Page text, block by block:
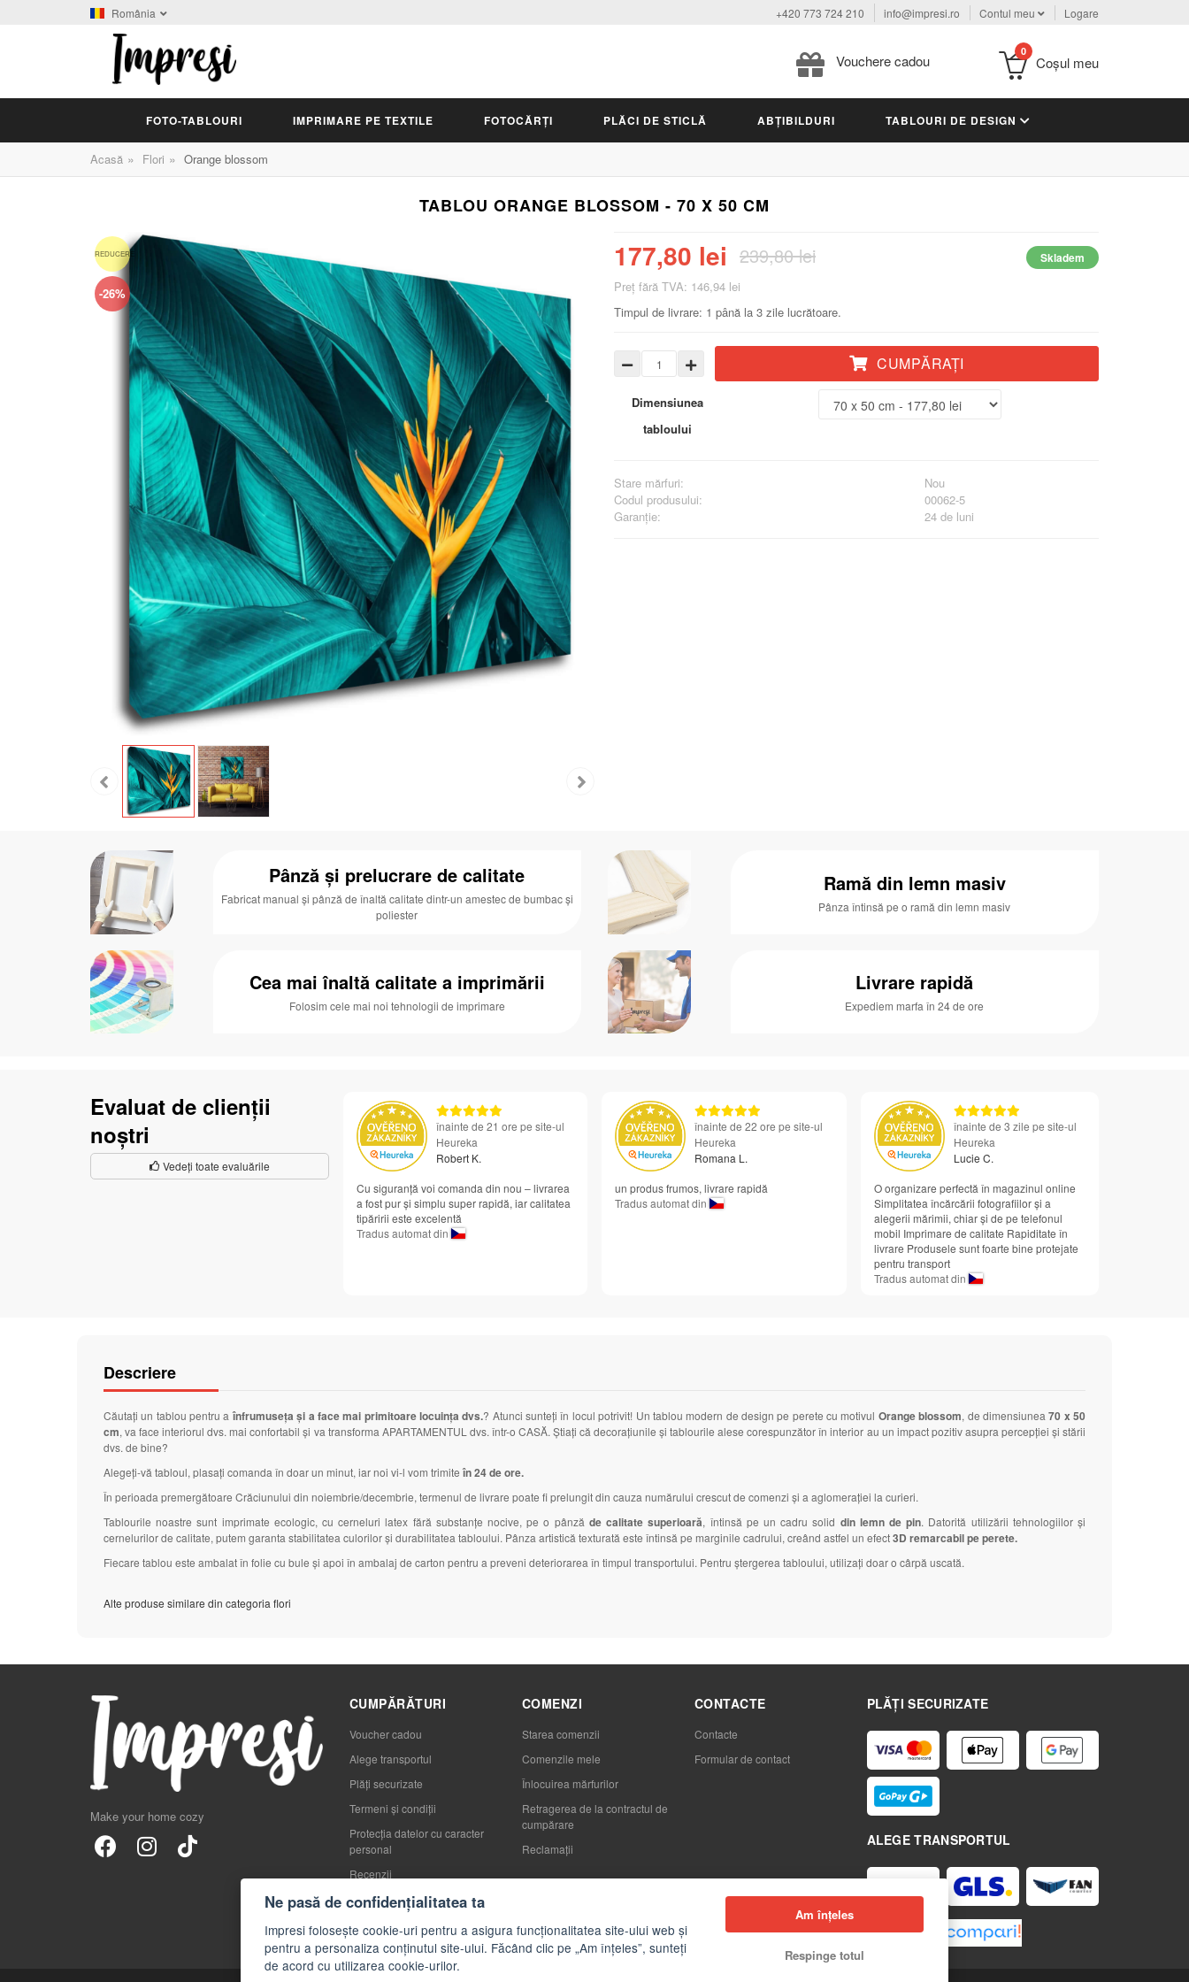
România +420 773 724 210 info@impresi.ro Contul meu Logare
Vouchere cadou
0
Coşul meu
FOTO-TABLOURI IMPRIMARE PE TEXTILE FOTOCĂRȚI PLĂCI DE STICLĂ ABȚIBILDURI TABLOURI DE DESIGN
Acasă » Flori » Orange blossom
TABLOU ORANGE BLOSSOM - 70 X 50 CM
REDUCERE
-26%
177,80 lei 239,80 lei Skladem
Preţ fără TVA: 146,94 lei
Timpul de livrare: 1 până la 3 zile lucrătoare.
CUMPĂRAŢI
Dimensiunea
tabloului
Stare mărfuri:
Nou
Codul produsului:
00062-5
Garanţie:
24 de luni
Pânză și prelucrare de calitate
Fabricat manual și pânză de înaltă calitate dintr-un amestec de bumbac și
poliester
Ramă din lemn masiv
Pânza întinsă pe o ramă din lemn masiv
Cea mai înaltă calitate a imprimării
Folosim cele mai noi tehnologii de imprimare
Livrare rapidă
Expediem marfa în 24 de ore
Evaluat de clienții
noștri
Vedeți toate evaluările
înainte de 21 ore pe site-ul
Heureka
Robert K.
Cu siguranță voi comanda din nou – livrarea
a fost pur și simplu super rapidă, iar calitatea
tipăririi este excelentă
Tradus automat din
înainte de 22 ore pe site-ul
Heureka
Romana L.
un produs frumos, livrare rapidă
Tradus automat din
înainte de 3 zile pe site-ul
Heureka
Lucie C.
O organizare perfectă în magazinul online
Simplitatea încărcării fotografiilor și a
alegerii mărimii, chiar și de pe telefonul
mobil Imprimare de calitate Rapiditate în
livrare Produsele sunt foarte bine protejate
pentru transport
Tradus automat din
Descriere
Căutați un tablou pentru a înfrumuseța și a face mai primitoare locuința dvs.? Atunci sunteți în locul potrivit! Un tablou modern de design pe perete cu motivul Orange blossom, de dimensiunea70 x 50
cm, va face interiorul dvs. mai confortabil și va transforma APARTAMENTUL dvs. într-o CASĂ. Știați că decorațiunile și tablourile alese corespunzător în interior au un impact pozitiv asupra percepției și stării
dvs. de bine?
Alegeți-vă tabloul, plasați comanda în doar un minut, iar noi vi-l vom trimite în 24 de ore.
În perioada premergătoare Crăciunului din noiembrie/decembrie, termenul de livrare poate fi prelungit din cauza numărului crescut de comenzi și a aglomerației la curieri.
Tablourile noastre sunt imprimate ecologic, cu cerneluri latex fără substanțe nocive, pe o pânză de calitate superioară, întinsă pe un cadru solid din lemn de pin. Datorită utilizării tehnologiilor și
cernelurilor de calitate, putem garanta stabilitatea culorilor și durabilitatea tabloului. Pânza artistică texturată este întinsă pe marginile cadrului, creând astfel un efect3D remarcabil pe perete.
Fiecare tablou este ambalat în folie cu bule și apoi în ambalaj de carton pentru a preveni deteriorarea în timpul transportului. Pentru ștergerea tabloului, utilizați doar o cârpă uscată.
Alte produse similare din categoria flori
Make your home cozy
PLĂȚI SECURIZATE
ALEGE TRANSPORTUL
CUMPĂRĂTURI
Voucher cadou
Alege transportul
Plăți securizate
Termeni și condiții
Protecția datelor cu caracter
personal
Recenzii
Blog
FAQs
COMENZI
Starea comenzii
Comenzile mele
Înlocuirea mărfurilor
Retragerea de la contractul de
cumpărare
Reclamaţii
CONTACTE
Contacte
Formular de contact
Ne pasă de confidențialitatea ta
Impresi folosește cookie-uri pentru a asigura funcționalitatea site-ului web și
pentru a personaliza conținutul site-ului. Făcând clic pe „Am înțeles”, sunteți
de acord cu utilizarea cookie-urilor.
Am înțeles
Respinge totul